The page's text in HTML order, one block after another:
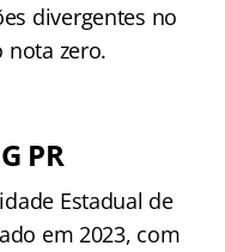
divergentes no
nota zero.
PR
Estadual de
em 2023, com